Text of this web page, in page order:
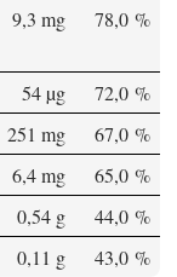
9,3 mg 78,0 %
54 µg
72,0 %
251 mg
67,0 %
6,4 mg
65,0 %
0,54 g
44,0 %
0,11 g 43,0 %